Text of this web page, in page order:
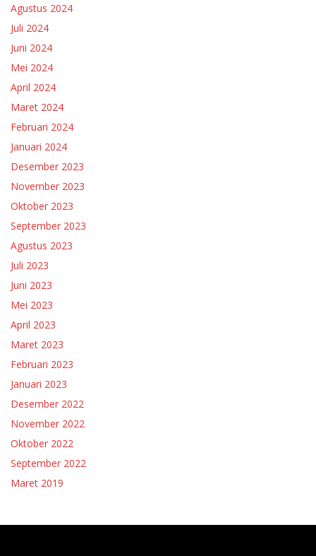
Agustus 2024
Juli 2024
Juni 2024
Mei 2024
April 2024
Maret 2024
Februari 2024
Januari 2024
Desember 2023
November 2023
Oktober 2023
September 2023
Agustus 2023
Juli 2023
Juni 2023
Mei 2023
April 2023
Maret 2023
Februari 2023
Januari 2023
Desember 2022
November 2022
Oktober 2022
September 2022
Maret 2019